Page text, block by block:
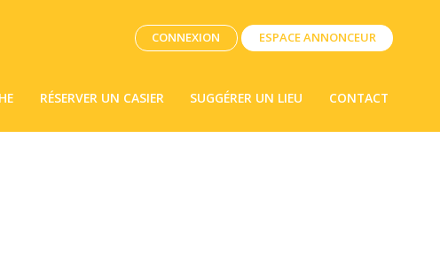
CONNEXION ESPACE ANNONCEUR
RÉSERVER UN CASIER SUGGÉRER UN LIEU CONTACT